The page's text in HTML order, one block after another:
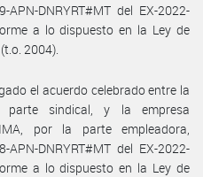
DNRYRT#MT del EX-2022-
a lo dispuesto en la Ley de
2004).
el acuerdo celebrado entre la
parte sindical, y la empresa
por la parte empleadora,
DNRYRT#MT del EX-2022-
a lo dispuesto en la Ley de